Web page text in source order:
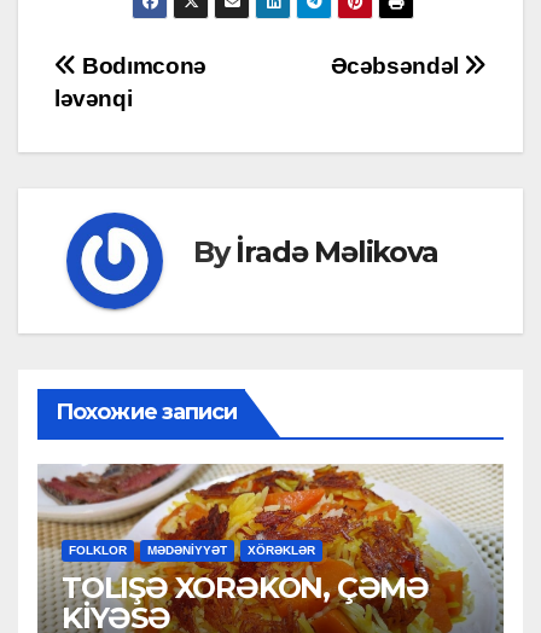
Post
navigation
Əcəbsəndəl
Bodımconə
ləvənqi
Byİradə Məlikova
Похожие записи
FOLKLOR MƏDƏNİYYƏT XÖRƏKLƏR
TOLIŞƏ XORƏKON, ÇƏMƏ
KİYƏSƏ